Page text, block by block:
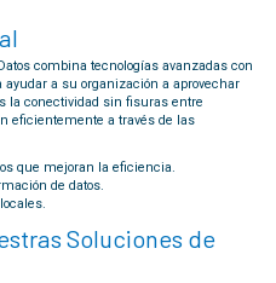
combina tecnologías avanzadas con
a su organización a aprovechar
la conectividad sin fisuras entre
eficientemente a través de las
que mejoran la eficiencia.
de datos.
Soluciones de